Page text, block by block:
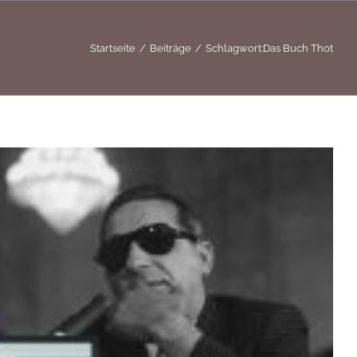
Startseite Beiträge Schlagwort:Das Buch Thot